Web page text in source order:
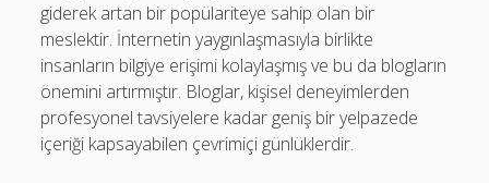
giderek artan bir popülariteye sahip olan bir
meslektir. İnternetin yaygınlaşmasıyla birlikte
insanların bilgiye erişimi kolaylaşmış ve bu da blogların
önemini artırmıştır. Bloglar, kişisel deneyimlerden
profesyonel tavsiyelere kadar geniş bir yelpazede
içeriği kapsayabilen çevrimiçi günlüklerdir.